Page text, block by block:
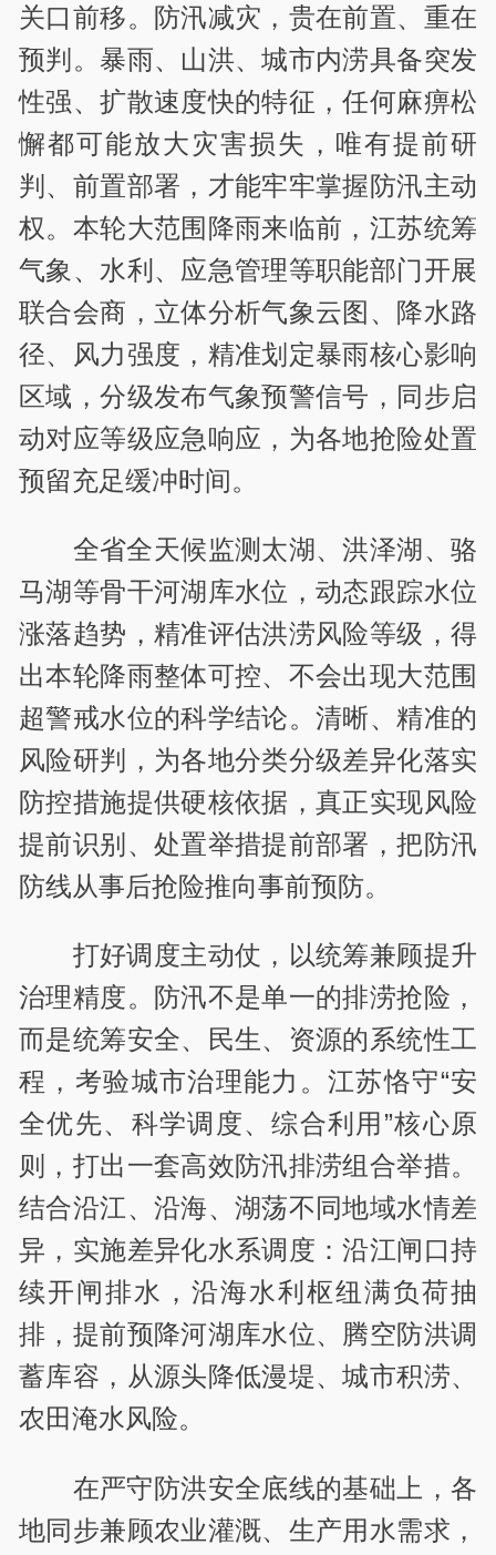
关口前移。防汛减灾，贵在前置、重在
预判。暴雨、山洪、城市内涝具备突发
性强、扩散速度快的特征，任何麻痹松
懈都可能放大灾害损失，唯有提前研
判、前置部署，才能牢牢掌握防汛主动
权。本轮大范围降雨来临前，江苏统筹
气象、水利、应急管理等职能部门开展
联合会商，立体分析气象云图、降水路
径、风力强度，精准划定暴雨核心影响
区域，分级发布气象预警信号，同步启
动对应等级应急响应，为各地抢险处置
预留充足缓冲时间。
全省全天候监测太湖、洪泽湖、骆
马湖等骨干河湖库水位，动态跟踪水位
涨落趋势，精准评估洪涝风险等级，得
出本轮降雨整体可控、不会出现大范围
超警戒水位的科学结论。清晰、精准的
风险研判，为各地分类分级差异化落实
防控措施提供硬核依据，真正实现风险
提前识别、处置举措提前部署，把防汛
防线从事后抢险推向事前预防。
打好调度主动仗，以统筹兼顾提升
治理精度。防汛不是单一的排涝抢险，
而是统筹安全、民生、资源的系统性工
程，考验城市治理能力。江苏恪守“安
全优先、科学调度、综合利用”核心原
则，打出一套高效防汛排涝组合举措。
结合沿江、沿海、湖荡不同地域水情差
异，实施差异化水系调度：沿江闸口持
续开闸排水，沿海水利枢纽满负荷抽
排，提前预降河湖库水位、腾空防洪调
蓄库容，从源头降低漫堤、城市积涝、
农田淹水风险。
在严守防洪安全底线的基础上，各
地同步兼顾农业灌溉、生产用水需求，